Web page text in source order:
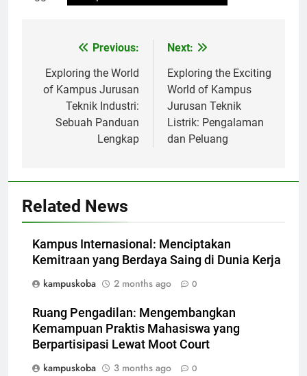
navigation
Previous:
Exploring the World
of Kampus Jurusan
Teknik Industri:
Sebuah Panduan
Lengkap
Next:
Exploring the Exciting
World of Kampus
Jurusan Teknik
Listrik: Pengalaman
dan Peluang
Related News
Kampus Internasional: Menciptakan
Kemitraan yang Berdaya Saing di Dunia Kerja
kampuskoba
2 months ago 0
Ruang Pengadilan: Mengembangkan
Kemampuan Praktis Mahasiswa yang
Berpartisipasi Lewat Moot Court
kampuskoba
3 months ago 0